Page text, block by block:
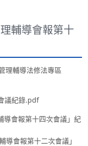
輔導會報第十
理輔導法修法專區
議紀錄.pdf
導會報第十四次會議」紀
導會報第十二次會議」